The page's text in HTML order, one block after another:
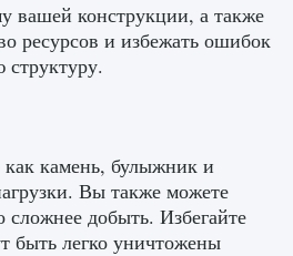
вашей конструкции, а также
ресурсов и избежать ошибок
структуру.
как камень, булыжник и
Вы также можете
добыть. Избегайте
быть легко уничтожены